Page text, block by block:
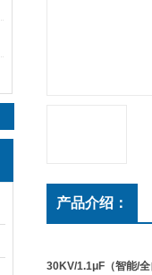
产品介绍：
30KV/1.1μF（智能/